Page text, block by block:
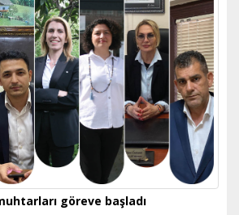
göreve başladı